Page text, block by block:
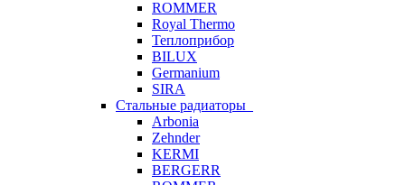
ROMMER
Royal Thermo
Теплоприбор
BILUX
Germanium
SIRA
Стальные радиаторы
Arbonia
Zehnder
KERMI
BERGERR